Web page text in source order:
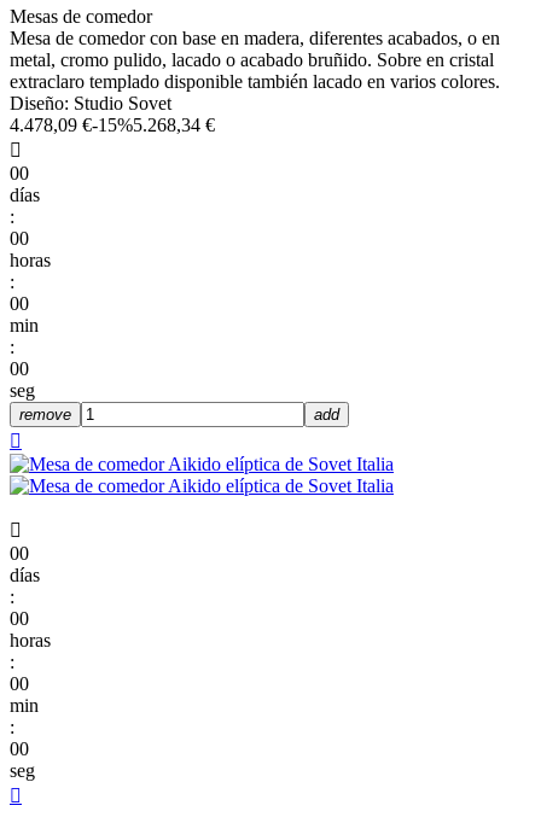
Mesas de comedor
Mesa de comedor con base en madera, diferentes acabados, o en
metal, cromo pulido, lacado o acabado bruñido. Sobre en cristal
extraclaro templado disponible también lacado en varios colores.
Diseño: Studio Sovet
4.478,09 €-15%5.268,34 €

00
días
:
00
horas
:
00
min
:
00
seg
remove add


00
días
:
00
horas
:
00
min
:
00
seg
